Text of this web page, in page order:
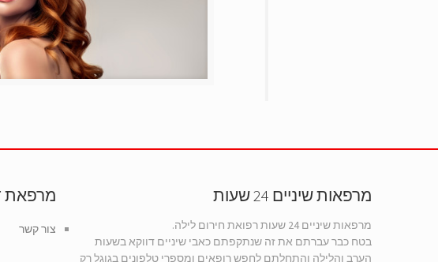
מרפאות שיניים 24 שעות
מרפאות שיניים 24 שעות רפואת חירום לילה.
בטח כבר עברתם את זה שנתקפתם כאבי שיניים דווקא בשעות
הערב והלילה והתחלתם לחפש רופאים ומספרי טלפונים בגוגל רק
מרפאת
צור קשר